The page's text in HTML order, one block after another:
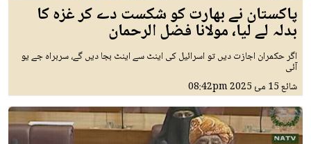
پاکستان نے بھارت کو شکست دے کر غزہ کا
بدلہ لے لیا، مولانا فضل الرحمان
اگر حکمران اجازت دیں تو اسرائیل کی اینٹ سے اینٹ بجا دیں گے، سربراہ جے یو
آئی
شائع15 مئ 2025 08:42pm